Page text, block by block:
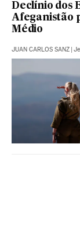
Declínio dos
Afeganistão
Médio
JUAN CARLOS SANZ |